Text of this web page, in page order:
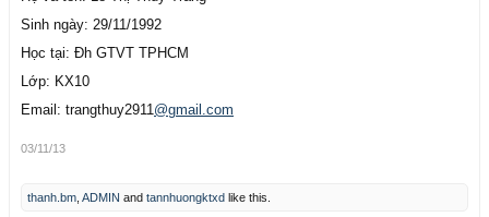
Sinh ngày: 29/11/1992
Học tại: Đh GTVT TPHCM
Lớp: KX10
Email: trangthuy2911@gmail.com
03/11/13
thanh.bm ADMIN and tannhuongktxd like this.